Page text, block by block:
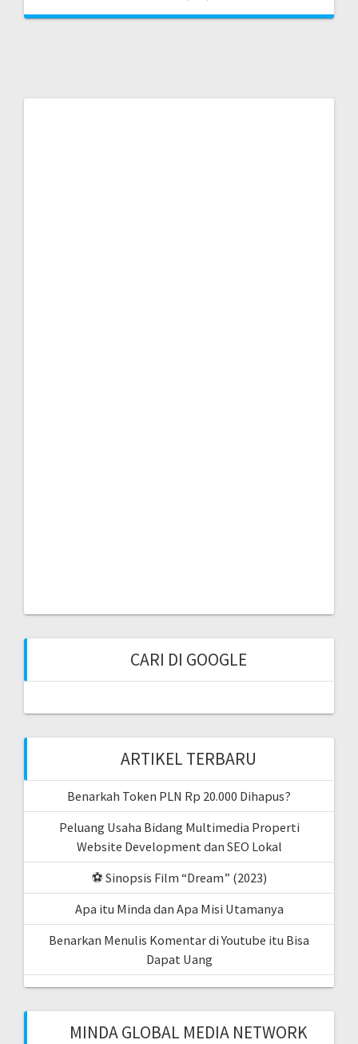
CARI DI GOOGLE
ARTIKEL TERBARU
Benarkah Token PLN Rp 20.000 Dihapus?
Peluang Usaha Bidang Multimedia Properti
Website Development dan SEO Lokal
⚽ Sinopsis Film “Dream” (2023)
Apa itu Minda dan Apa Misi Utamanya
Benarkan Menulis Komentar di Youtube itu Bisa
Dapat Uang
MINDA GLOBAL MEDIA NETWORK